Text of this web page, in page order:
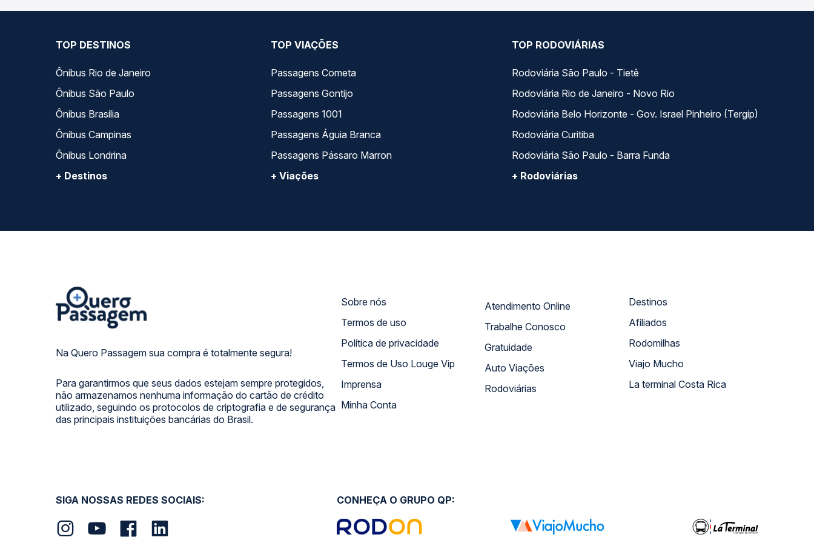
TOP DESTINOS
Ônibus Rio de Janeiro
Ônibus São Paulo
Ônibus Brasília
Ônibus Campinas
Ônibus Londrina
+ Destinos
TOP VIAÇÕES
Passagens Cometa
Passagens Gontijo
Passagens 1001
Passagens Águia Branca
Passagens Pássaro Marron
+ Viações
TOP RODOVIÁRIAS
Rodoviária São Paulo - Tietê
Rodoviária Rio de Janeiro - Novo Rio
Rodoviária Belo Horizonte - Gov. Israel Pinheiro (Tergip)
Rodoviária Curitiba
Rodoviária São Paulo - Barra Funda
+ Rodoviárias
Na Quero Passagem sua compra é totalmente segura!
Para garantirmos que seus dados estejam sempre protegidos,
não armazenamos nenhuma informação do cartão de crédito
utilizado, seguindo os protocolos de criptografia e de segurança
das principais instituições bancárias do Brasil.
Sobre nós
Termos de uso
Política de privacidade
Termos de Uso Louge Vip
Imprensa
Minha Conta
Atendimento Online
Trabalhe Conosco
Gratuidade
Auto Viações
Rodoviárias
Destinos
Afiliados
Rodomilhas
Viajo Mucho
La terminal Costa Rica
SIGA NOSSAS REDES SOCIAIS: CONHEÇA O GRUPO QP: